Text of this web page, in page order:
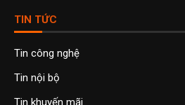
TIN TỨC
Tin công nghệ
Tin nội bộ
Tin khuyến mãi